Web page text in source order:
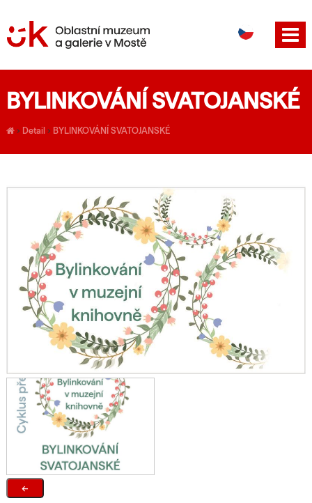
EN
BYLINKOVÁNÍ SVATOJANSKÉ
› Detail › BYLINKOVÁNÍ SVATOJANSKÉ
←